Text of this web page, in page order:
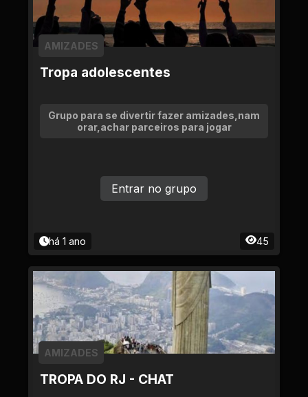
Tropa adolescentes
AMIZADES
Grupo para se divertir fazer amizades,nam
orar,achar parceiros para jogar
há 1 ano 45
Entrar no grupo
TROPA DO RJ - CHAT
AMIZADES